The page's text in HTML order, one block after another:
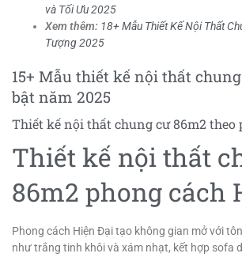
và Tối Ưu 2025
Xem thêm: 18+ Mẫu Thiết Kế Nội Thất
Tượng 2025
15+ Mẫu thiết kế nội thất
bật năm 2025
Thiết kế nội thất chung cư 86m2 theo
Thiết kế nội thất
86m2 phong cách
Phong cách Hiện Đại tạo không gian mở với
như trắng tinh khôi và xám nhạt, kết hợp sofa